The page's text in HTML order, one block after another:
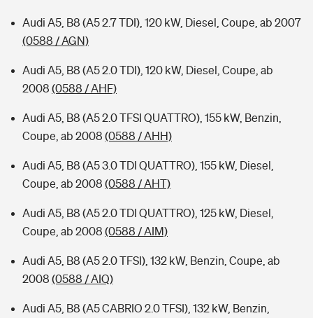
Audi A5, B8 (A5 2.7 TDI), 120 kW, Diesel, Coupe, ab 2007
(0588 / AGN)
Audi A5, B8 (A5 2.0 TDI), 120 kW, Diesel, Coupe, ab
2008 (0588 / AHF)
Audi A5, B8 (A5 2.0 TFSI QUATTRO), 155 kW, Benzin,
Coupe, ab 2008 (0588 / AHH)
Audi A5, B8 (A5 3.0 TDI QUATTRO), 155 kW, Diesel,
Coupe, ab 2008 (0588 / AHT)
Audi A5, B8 (A5 2.0 TDI QUATTRO), 125 kW, Diesel,
Coupe, ab 2008 (0588 / AIM)
Audi A5, B8 (A5 2.0 TFSI), 132 kW, Benzin, Coupe, ab
2008 (0588 / AIQ)
Audi A5, B8 (A5 CABRIO 2.0 TFSI), 132 kW, Benzin,